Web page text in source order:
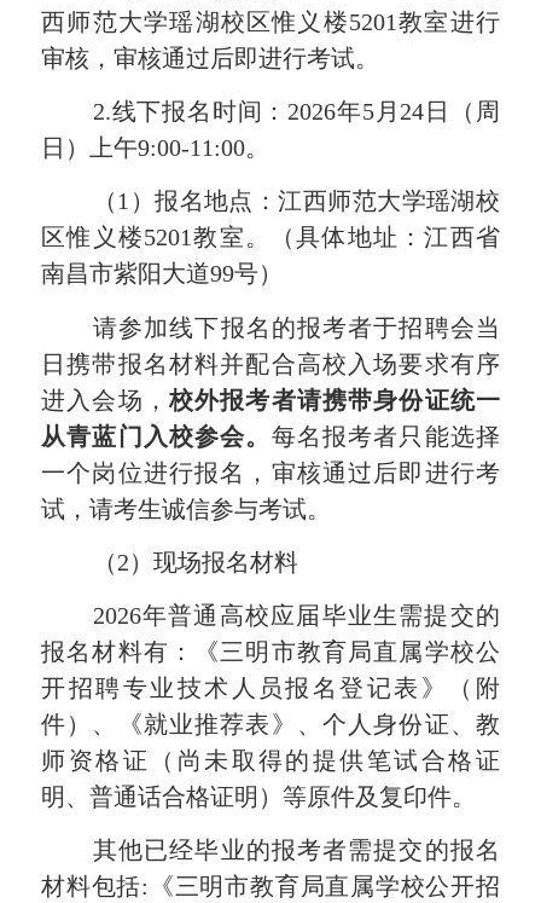
西师范大学瑶湖校区惟义楼5201教室进行
审核，审核通过后即进行考试。
2.线下报名时间： 2026年5月 24 日（周
日 ） 上午9:00-11:00。
（1 ）报名地点：江西师范大学瑶湖校
区惟义楼5201教室。 （具体地址：江西省
南昌市紫阳大道99号）
请参加线下报名的报考者于招聘会当
日携带报名材料并配合高校入场要求有序
进入会场，校外报考者请携带身份证统一
从青蓝门 入校参会。 每名报考者只能选择
一个岗位进行报名，审核通过后即进行考
试，请考生诚信参与考试。
（2） 现场报名材料
2026年普通高校应届毕业生需提交的
报名材料有：《三明市教育局直属学校公
开招聘专业技术人员报名登记表 》（附
件）、《就业推荐表》、个人身份证、教
师资格证（尚未取得的提供笔试合格证
明、普通话合格证明）等原件及复印件。
其他已经毕业的报考者需提交的报名
材料包括:《三明市教育局直属学校公开招